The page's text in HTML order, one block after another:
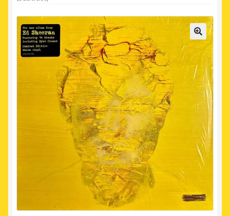
Précommandes
Agenda